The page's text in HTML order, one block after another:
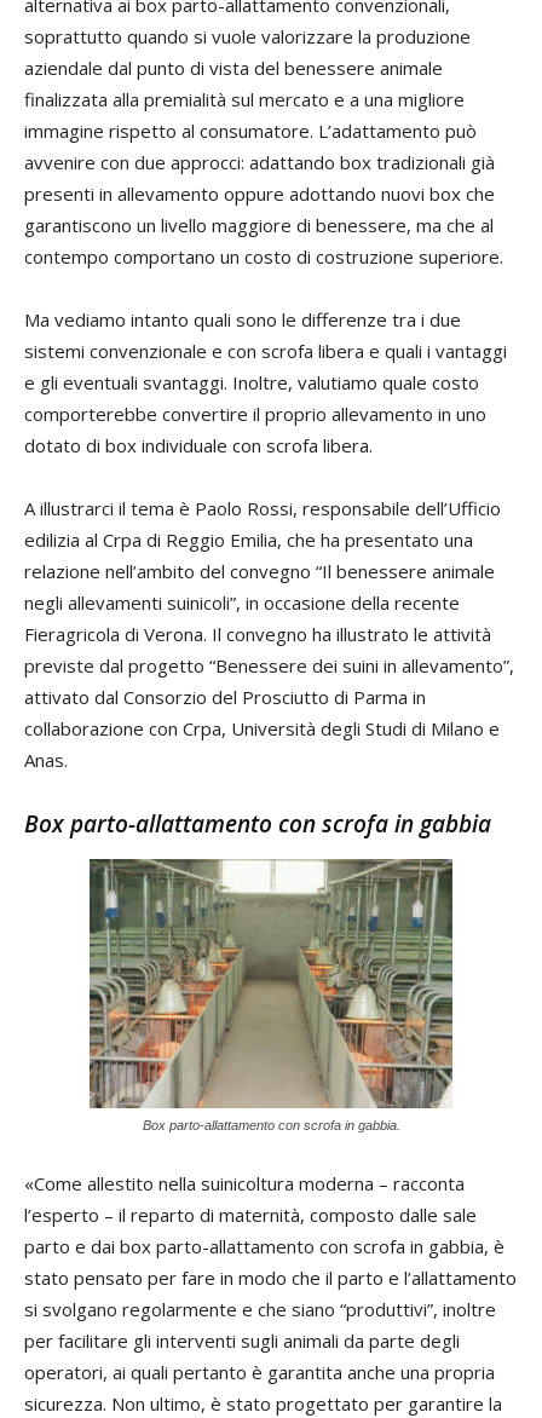
alternativa ai box parto-allattamento convenzionali,
soprattutto quando si vuole valorizzare la produzione
aziendale dal punto di vista del benessere animale
finalizzata alla premialità sul mercato e a una migliore
immagine rispetto al consumatore. L’adattamento può
avvenire con due approcci: adattando box tradizionali già
presenti in allevamento oppure adottando nuovi box che
garantiscono un livello maggiore di benessere, ma che al
contempo comportano un costo di costruzione superiore.
Ma vediamo intanto quali sono le differenze tra i due
sistemi convenzionale e con scrofa libera e quali i vantaggi
e gli eventuali svantaggi. Inoltre, valutiamo quale costo
comporterebbe convertire il proprio allevamento in uno
dotato di box individuale con scrofa libera.
A illustrarci il tema è Paolo Rossi, responsabile dell’Ufficio
edilizia al Crpa di Reggio Emilia, che ha presentato una
relazione nell’ambito del convegno “Il benessere animale
negli allevamenti suinicoli”, in occasione della recente
Fieragricola di Verona. Il convegno ha illustrato le attività
previste dal progetto “Benessere dei suini in allevamento”,
attivato dal Consorzio del Prosciutto di Parma in
collaborazione con Crpa, Università degli Studi di Milano e
Anas.
Box parto-allattamento con scrofa in gabbia
Box parto-allattamento con scrofa in gabbia.
«Come allestito nella suinicoltura moderna – racconta
l’esperto – il reparto di maternità, composto dalle sale
parto e dai box parto-allattamento con scrofa in gabbia, è
stato pensato per fare in modo che il parto e l’allattamento
si svolgano regolarmente e che siano “produttivi”, inoltre
per facilitare gli interventi sugli animali da parte degli
operatori, ai quali pertanto è garantita anche una propria
sicurezza. Non ultimo, è stato progettato per garantire la